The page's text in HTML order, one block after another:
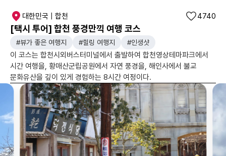
대한민국 | 합천
[택시 투어] 합천 풍경만끽 여행 코스
4740
#뷰가 좋은 여행지 #힐링 여행지 #인생샷
이 코스는 합천시외버스터미널에서 출발하여 합천영상테마파크에서
시간 여행을, 황매산군립공원에서 자연 풍경을, 해인사에서 불교
문화유산을 깊이 있게 경험하는 8시간 여정이다.